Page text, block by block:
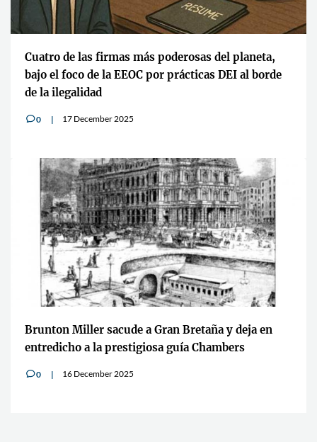
Cuatro de las firmas más poderosas del planeta,
bajo el foco de la EEOC por prácticas DEI al borde
de la ilegalidad
v0 17 December 2025
Brunton Miller sacude a Gran Bretaña y deja en
entredicho a la prestigiosa guía Chambers
v0 16 December 2025